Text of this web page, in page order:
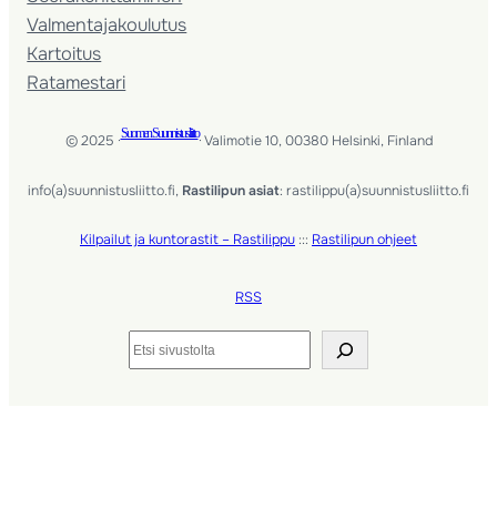
Valmentaja­koulutus
Kartoitus
Ratamestari
© 2025 ·Suomen Suunnistusliitto· Valimotie 10, 00380 Helsinki, Finland
info(a)suunnistusliitto.fi, Rastilipun asiat: rastilippu(a)suunnistusliitto.fi
Kilpailut ja kuntorastit – Rastilippu ::: Rastilipun ohjeet
RSS
Etsi